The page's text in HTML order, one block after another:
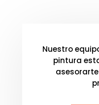
Nuestro
pintura